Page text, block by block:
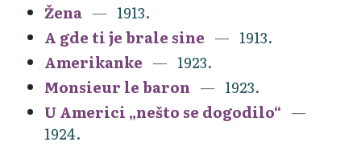
Žena
1913.
A gde ti je brale sine
1913.
Amerikanke
1923.
Monsieur le baron
1923.
U Americi „nešto se dogodilo“
1924.